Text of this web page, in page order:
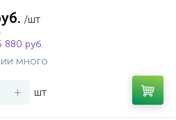
/шт
880 руб.
много
+ шт